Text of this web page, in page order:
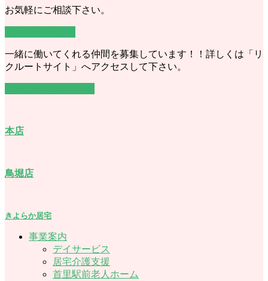
お気軽にご相談下さい。
一緒に働いてくれる仲間を募集しています！！詳しくは「リ
クルートサイト」へアクセスして下さい。
本店
鳥堀店
きよらか居宅
事業案内
デイサービス
居宅介護支援
首里駅前老人ホーム